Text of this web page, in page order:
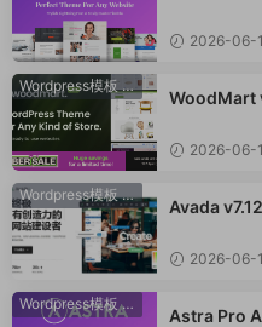
的完美主
模板时尚
店、装饰品
2026-06-
Wordpress模板 WooCommerce主题
WoodMart
电商独立站
品、运动
mmerce主
2026-06-
Wordpress模板· WooCommerce主题
Avada
板时尚电子
2026-06-
Wordpress模板· WooCommerce主题
Astra Pro